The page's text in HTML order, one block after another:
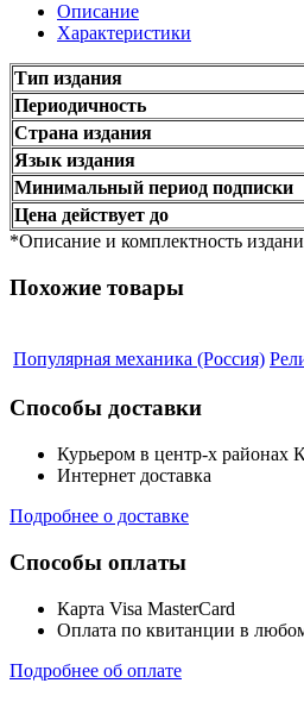
Описание
Характеристики
Тип издания
Периодичность
Страна издания
Язык издания
Минимальный период подписки
Цена действует до
*Описание и комплектность
Похожие товары
Популярная механика (Россия)
Способы доставки
Курьером в центр-х районах
Интернет доставка
Подробнее о доставке
Способы оплаты
Карта Visa MasterCard
Оплата по квитанции в
Подробнее об оплате